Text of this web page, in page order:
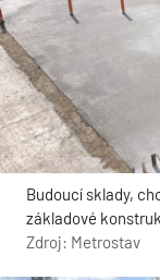
Budoucí sklady,
základové
Zdroj: Metrostav